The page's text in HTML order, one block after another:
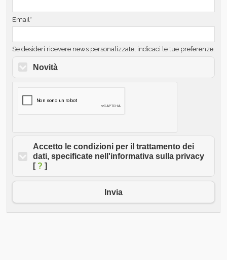
Email*
Se desideri ricevere news personalizzate, indicaci le tue preferenze:
Novità
Accetto le condizioni per il trattamento dei
dati, specificate nell'informativa sulla privacy
[ ? ]
Invia